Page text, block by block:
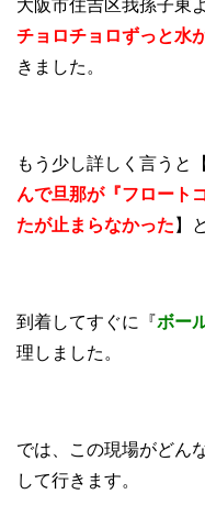
大阪市住吉区我孫子東
チョロチョロずっと水
きました。
もう少し詳しく言うと【
んで旦那が『フロート
たが止まらなかった 】
到着してすぐに『ボー
理しました。
では、この現場がどん
して行きます。